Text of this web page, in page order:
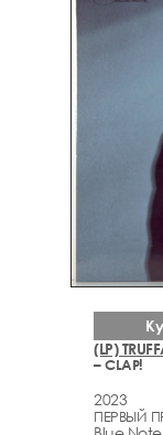
(LP)
– CLAP!
2023
ПЕРВЫЙ